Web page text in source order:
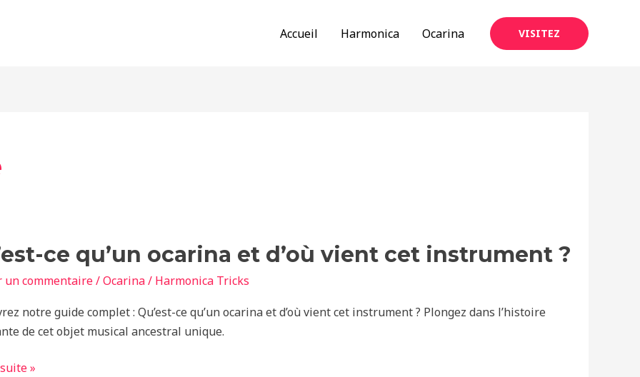
Accueil Harmonica Ocarina VISITEZ
ce qu’un ocarina et d’où vient cet instrument ?
un commentaire/Ocarina/ Harmonica Tricks
notre guide complet : Qu’est-ce qu’un ocarina et d’où vient cet instrument ? Plongez dans l’histoire
de cet objet musical ancestral unique.
»